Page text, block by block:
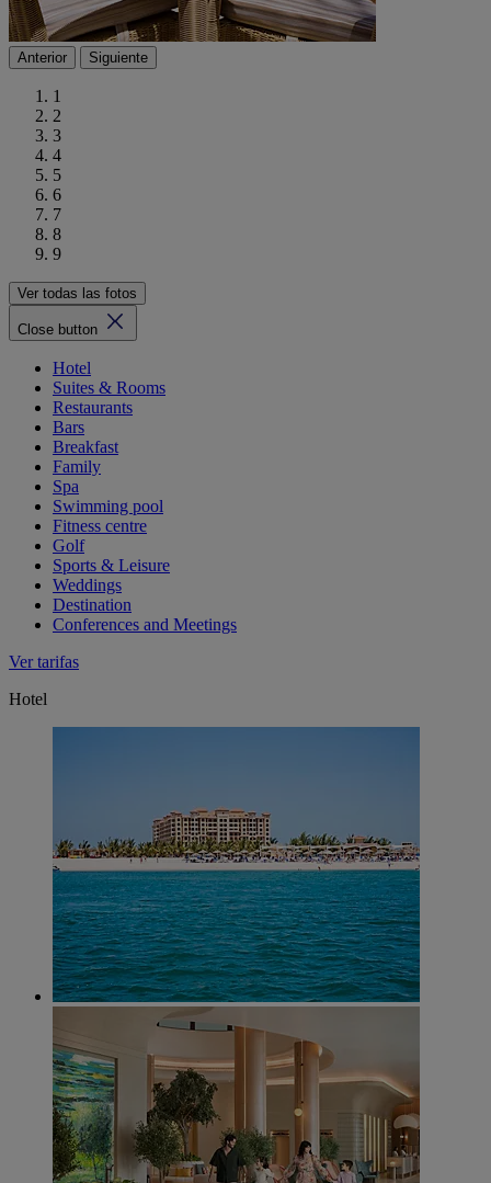
Anterior Siguiente
1
2
3
4
5
6
7
8
9
Ver todas las fotos
Close button
Hotel
Suites & Rooms
Restaurants
Bars
Breakfast
Family
Spa
Swimming pool
Fitness centre
Golf
Sports & Leisure
Weddings
Destination
Conferences and Meetings
Ver tarifas
Hotel